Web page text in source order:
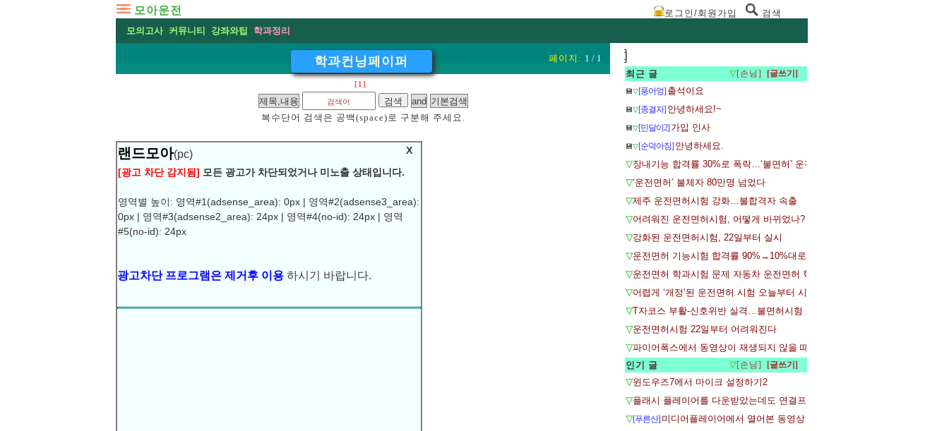
모아운전 로그인/회원가입 검색
모의고사 커뮤니티 강좌와팁 학과정리
X
랜드모아(pc)
[광고 차단 감지됨] 모든 광고가 차단되었거나 미노출 상태입니다.
영역별 높이: 영역#1(adsense_area): 0px | 영역#2(adsense3_area):
0px | 영역#3(adsense2_area): 24px | 영역#4(no-id): 24px | 영역
#5(no-id): 24px
학과컨닝페이퍼 페이지: 1 / 1
[1]
복수단어 검색은 공백(space)로 구분해 주세요.
]
]
최근 글 ▽[손님]
💾▽[풍어엉] 출석이요
💾▽[종결자] 안녕하세요!~
💾▽[민달이2] 가입 인사
💾▽[순덕아짐] 안녕하세요.
▽장내기능 합격률 30%로 폭락…‘불면허’ 운전시험 일주일
▽‘운전면허’ 불체자 80만명 넘었다
▽제주 운전면허시험 강화…불합격자 속출
▽어려워진 운전면허시험, 어떻게 바뀌었나?
▽강화된 운전면허시험, 22일부터 실시
▽운전면허 기능시험 합격률 90%→10%대로…응시자들 어리둥절
▽운전면허 학과시험 문제 자동차 운전면허 학과시험 문제공개
▽어렵게 ‘개정’된 운전면허 시험 오늘부터 시행
▽T자코스 부활-신호위반 실격…불면허시험 22일 시행
▽운전면허시험 22일부터 어려워진다
▽파이어폭스에서 동영상이 재생되지 않을 때 - 플래시 플레어어 설치
인기 글
▽[손님]
▽윈도우즈7에서 마이크 설정하기2
▽플래시 플레이어를 다운받았는데도 연결프로그램에 나타나지않아요
▽[푸른산] 미디어플레이어에서 열어본 동영상 목록지우기